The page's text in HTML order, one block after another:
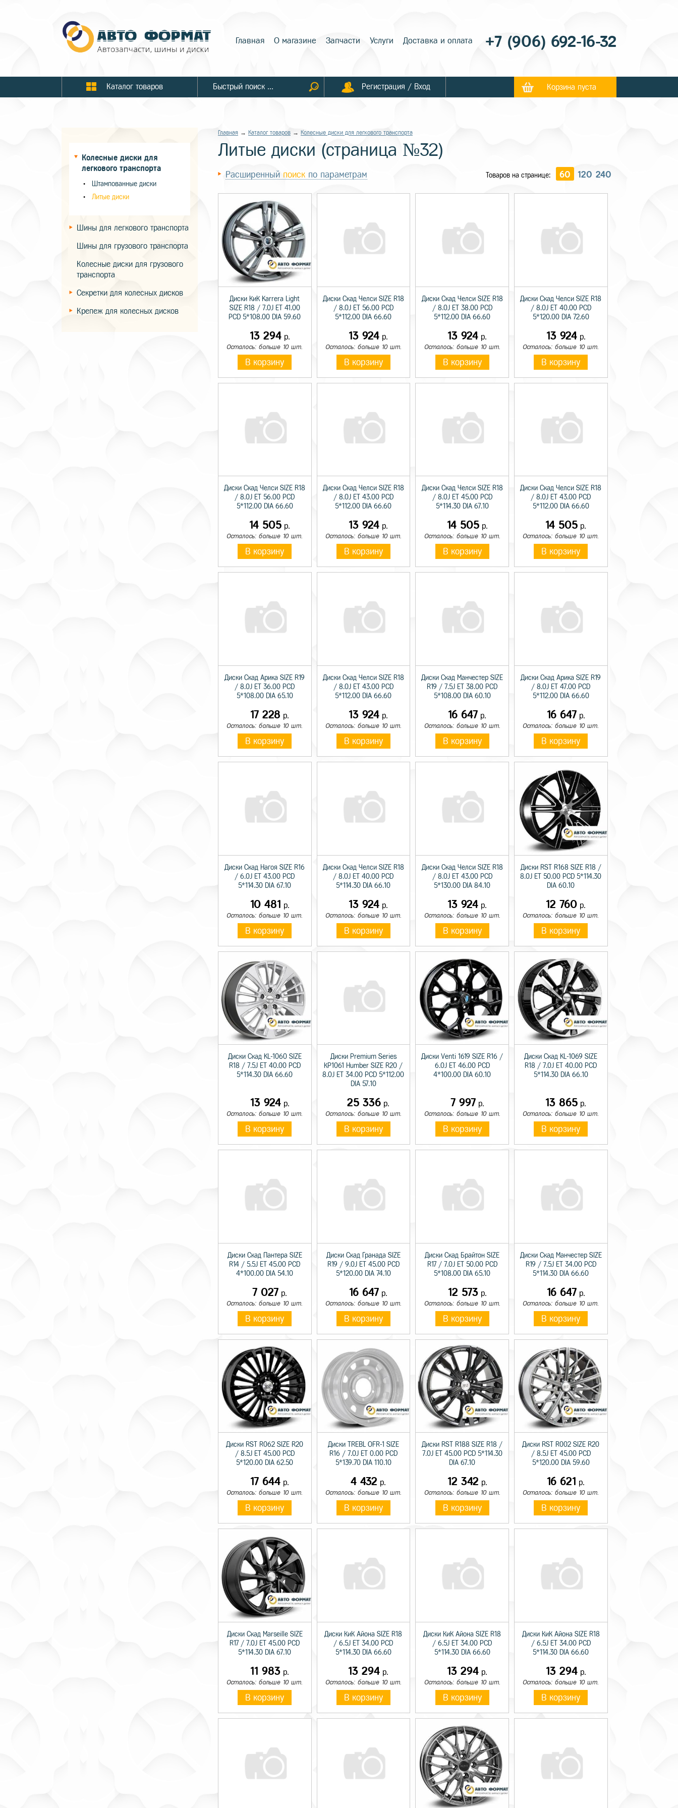
Главная О магазине Запчасти Услуги Доставка и оплата +7 (906) 692-16-32
Каталог товаров Регистрация / Вход Корзина пуста
Колесные диски для
легкового транспорта
Штампованные диски
Литые диски
Шины для легкового транспорта
Шины для грузового транспорта
Колесные диски для грузового
транспорта
Секретки для колесных дисков
Крепеж для колесных дисков
Главная → Каталог товаров → Колесные диски для легкового транспорта
Литые диски (страница №32)
Расширенный поиск по параметрам Товаров на странице: 60 120 240
Диски КиК Karrera Light
SIZE R18 / 7.0J ET 41.00
PCD 5*108.00 DIA 59.60
13 294р.
Осталось: больше 10 шт.
В корзину
Диски Скад Челси SIZE R18
/ 8.0J ET 56.00 PCD
5*112.00 DIA 66.60
13 924 р.
Осталось: больше 10 шт.
В корзину
Диски Скад Челси SIZE R18
/ 8.0J ET 38.00 PCD
5*112.00 DIA 66.60
13 924 р.
Осталось: больше 10 шт.
В корзину
Диски Скад Челси SIZE R18
/ 8.0J ET 40.00 PCD
5*120.00 DIA 72.60
13 924р.
Осталось: больше 10 шт.
В корзину
Диски Скад Челси SIZE R18
/ 8.0J ET 56.00 PCD
5*112.00 DIA 66.60
14 505 р.
Осталось: больше 10 шт.
В корзину
Диски Скад Челси SIZE R18
/ 8.0J ET 43.00 PCD
5*112.00 DIA 66.60
13 924 р.
Осталось: больше 10 шт.
В корзину
Диски Скад Челси SIZE R18
/ 8.0J ET 45.00 PCD
5*114.30 DIA 67.10
14 505р.
Осталось: больше 10 шт.
В корзину
Диски Скад Челси SIZE R18
/ 8.0J ET 43.00 PCD
5*112.00 DIA 66.60
14 505 р.
Осталось: больше 10 шт.
В корзину
Диски Скад Арика SIZE R19
/ 8.0J ET 36.00 PCD
5*108.00 DIA 65.10
17 228 р.
Осталось: больше 10 шт.
В корзину
Диски Скад Челси SIZE R18
/ 8.0J ET 43.00 PCD
5*112.00 DIA 66.60
13 924 р.
Осталось: больше 10 шт.
В корзину
Диски Скад Манчестер SIZE
R19 / 7.5J ET 38.00 PCD
5*108.00 DIA 60.10
16 647 р.
Осталось: больше 10 шт.
В корзину
Диски Скад Арика SIZE R19
/ 8.0J ET 47.00 PCD
5*112.00 DIA 66.60
16 647 р.
Осталось: больше 10 шт.
В корзину
Диски Скад Нагоя SIZE R16
/ 6.0J ET 43.00 PCD
5*114.30 DIA 67.10
10 481 р.
Осталось: больше 10 шт.
В корзину
Диски Скад Челси SIZE R18
/ 8.0J ET 40.00 PCD
5*114.30 DIA 66.10
13 924 р.
Осталось: больше 10 шт.
В корзину
Диски Скад Челси SIZE R18
/ 8.0J ET 43.00 PCD
5*130.00 DIA 84.10
13 924 р.
Осталось: больше 10 шт.
В корзину
Диски RST R168 SIZE R18 /
8.0J ET 50.00 PCD 5*114.30
DIA 60.10
12 760 р.
Осталось: больше 10 шт.
В корзину
Диски Скад KL-1060 SIZE
R18 / 7.5J ET 40.00 PCD
5*114.30 DIA 66.60
13 924р.
Осталось: больше 10 шт.
В корзину
Диски Premium Series
КР1061 Humber SIZE R20 /
8.0J ET 34.00 PCD 5*112.00
DIA 57.10
25 336 р.
Осталось: больше 10 шт.
В корзину
Диски Venti 1619 SIZE R16 /
6.0J ET 46.00 PCD
4*100.00 DIA 60.10
7 997 р.
Осталось: больше 10 шт.
В корзину
Диски Скад KL-1069 SIZE
R18 / 7.0J ET 40.00 PCD
5*114.30 DIA 66.10
13 865 р.
Осталось: больше 10 шт.
В корзину
Диски Скад Пантера SIZE
R14 / 5.5J ET 45.00 PCD
4*100.00 DIA 54.10
7 027 р.
Осталось: больше 10 шт.
В корзину
Диски Скад Гранада SIZE
R19 / 9.0J ET 45.00 PCD
5*120.00 DIA 74.10
16 647 р.
Осталось: больше 10 шт.
В корзину
Диски Скад Брайтон SIZE
R17 / 7.0J ET 50.00 PCD
5*108.00 DIA 65.10
12 573р.
Осталось: больше 10 шт.
В корзину
Диски Скад Манчестер SIZE
R19 / 7.5J ET 34.00 PCD
5*114.30 DIA 66.60
16 647 р.
Осталось: больше 10 шт.
В корзину
Диски RST R062 SIZE R20
/ 8.5J ET 45.00 PCD
5*120.00 DIA 62.50
17 644 р.
Осталось: больше 10 шт.
В корзину
Диски TREBL OFR-1 SIZE
R16 / 7.0J ET 0.00 PCD
5*139.70 DIA 110.10
4 432 р.
Осталось: больше 10 шт.
В корзину
Диски RST R188 SIZE R18 /
7.0J ET 45.00 PCD 5*114.30
DIA 67.10
12 342 р.
Осталось: больше 10 шт.
В корзину
Диски RST R002 SIZE R20
/ 8.5J ET 45.00 PCD
5*120.00 DIA 59.60
16 621 р.
Осталось: больше 10 шт.
В корзину
Диски Скад Marseille SIZE
R17 / 7.0J ET 45.00 PCD
5*114.30 DIA 67.10
11 983 р.
Осталось: больше 10 шт.
В корзину
Диски КиК Айона SIZE R18
/ 6.5J ET 34.00 PCD
5*114.30 DIA 66.60
13 294 р.
Осталось: больше 10 шт.
В корзину
Диски КиК Айона SIZE R18
/ 6.5J ET 34.00 PCD
5*114.30 DIA 66.60
13 294 р.
Осталось: больше 10 шт.
В корзину
Диски КиК Айона SIZE R18
/ 6.5J ET 34.00 PCD
5*114.30 DIA 66.60
13 294р.
Осталось: больше 10 шт.
В корзину